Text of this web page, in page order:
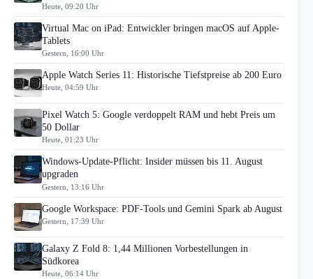
Heute, 09:20 Uhr
Virtual Mac on iPad: Entwickler bringen macOS auf Apple-
Tablets
Gestern, 16:00 Uhr
Apple Watch Series 11: Historische Tiefstpreise ab 200 Euro
Heute, 04:59 Uhr
Pixel Watch 5: Google verdoppelt RAM und hebt Preis um
50 Dollar
Heute, 01:23 Uhr
Windows-Update-Pflicht: Insider müssen bis 11. August
upgraden
Gestern, 13:16 Uhr
Google Workspace: PDF-Tools und Gemini Spark ab August
Gestern, 17:39 Uhr
Galaxy Z Fold 8: 1,44 Millionen Vorbestellungen in
Südkorea
Heute, 06:14 Uhr